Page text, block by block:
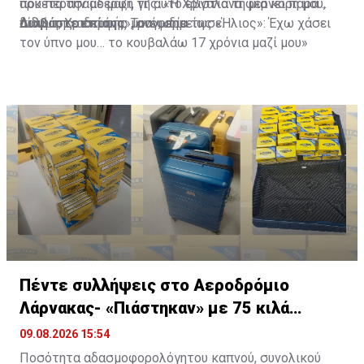
που περάσαμε μαζί, γι’ αυτό έβγαλα τη μία κόρη μου,
δίδυμη, Χριστιάνα», ανέφερε.
αρκετά την αδερφή της. «Η Χριστιάνα φέρνει πάρα
πολύ της αδερφής μου», σημείωσε.
Διαβάστε επίσης: Τραγωδία της «Ήλιος»: Έχω χάσει
τον ύπνο μου… το κουβαλάω 17 χρόνια μαζί μου»
Πέντε συλλήψεις στο Αεροδρόμιο
Λάρνακας- «Πιάστηκαν» με 75 κιλά
καπνού
09.08.2026 15:54
Ποσότητα αδασμοφορολόγητου καπνού, συνολικού